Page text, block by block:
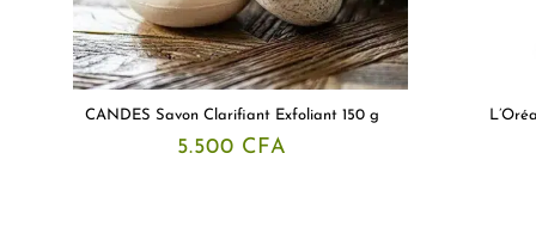
CANDES Savon Clarifiant Exfoliant 150 g
5.500 CFA